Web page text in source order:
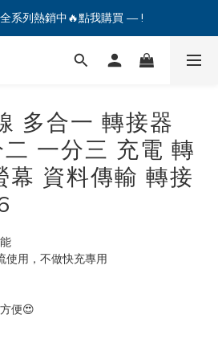
系列熱銷中🔥點我購買 — !
系列熱銷中🔥點我購買 — !
Line 新好友領優惠券！🎫
多合一 轉接器
一分三 充電 轉
幕 資料傳輸 轉接
使用，不做快充專用
便😍